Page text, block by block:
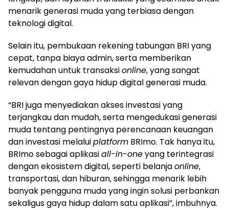
menarik generasi muda yang terbiasa dengan
teknologi digital.
Selain itu, pembukaan rekening tabungan BRI yang
cepat, tanpa biaya admin, serta memberikan
kemudahan untuk transaksionline, yang sangat
relevan dengan gaya hidup digital generasi muda.
“BRI juga menyediakan akses investasi yang
terjangkau dan mudah, serta mengedukasi generasi
muda tentang pentingnya perencanaan keuangan
dan investasi melaluiplatform BRImo. Tak hanya itu,
BRImo sebagai aplikasiall-in-oneyang terintegrasi
dengan ekosistem digital, seperti belanjaonline,
transportasi, dan hiburan, sehingga menarik lebih
banyak pengguna muda yang ingin solusi perbankan
sekaligus gaya hidup dalam satu aplikasi”, imbuhnya.